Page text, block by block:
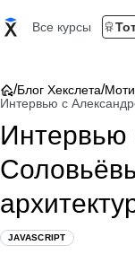
Все курсы
/Блог Хекслета/
Интервью с
Интервью
JAVASCRIPT